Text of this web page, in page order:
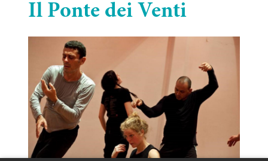
Il Ponte dei Venti